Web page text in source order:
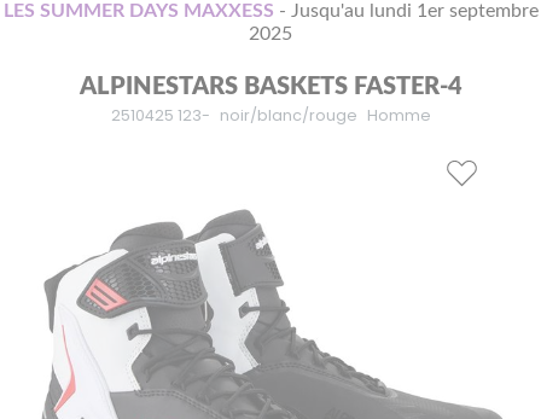
LES SUMMER DAYS MAXXESS - Jusqu'au lundi 1er septembre
2025
ALPINESTARS BASKETS FASTER-4
2510425 123- noir/blanc/rouge Homme